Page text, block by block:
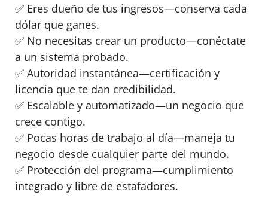
✅ Eres dueño de tus ingresos—conserva cada
dólar que ganes.
✅ No necesitas crear un producto—conéctate
a un sistema probado.
✅ Autoridad instantánea—certificación y
licencia que te dan credibilidad.
✅ Escalable y automatizado—un negocio que
crece contigo.
✅ Pocas horas de trabajo al día—maneja tu
negocio desde cualquier parte del mundo.
✅ Protección del programa—cumplimiento
integrado y libre de estafadores.